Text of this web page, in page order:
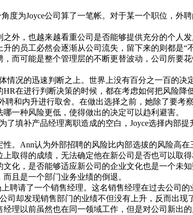
为Joyce公司算了一笔帐。对于某一个职位，外
，也越来越看重公司是否能够提供充分的个人发
的员工必然会逐渐从公司流失，留下来的则都是“
而可能是整个管理层的不断更替波动，公司所要
况的迅速判断之上。世界上没有百分之一百的决
在进行判断决策的时候，都在考虑如何把风险降
和内升进行取舍。在做出选择之前，她除了要考
一种风险更低，使得做出的决定可以趋利避害。
填补产品经理离职造成的空白，Joyce选择内部提
Ann认为外部招聘的风险比内部选拔的风险高在
取得的成绩，无法确定他在新公司是否也可以取
文化，是否能够适应新公司的企业文化也是一个未
且是一个部门业务业绩的倒退。
请了一个销售经理。这名销售经理在过去公司的
司却发现销售部门的业绩不但没有上升，反而出现
理以前虽然也在同一领域工作，但是对公司新出